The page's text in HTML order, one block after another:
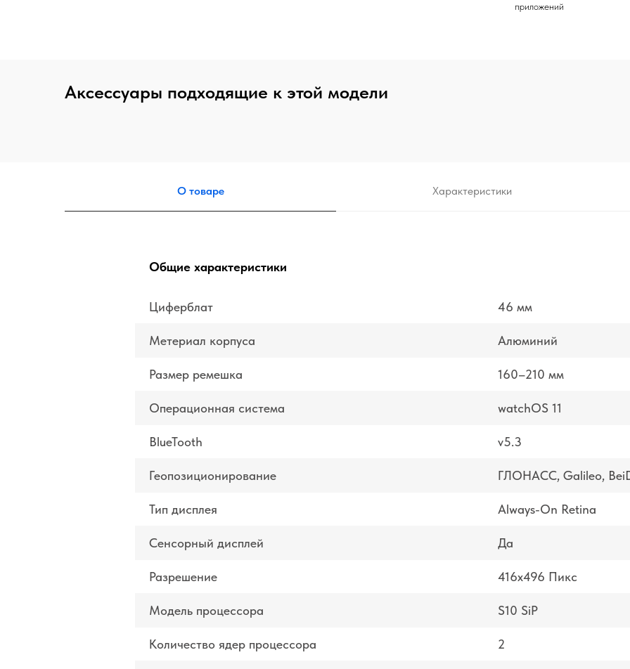
приложений
Аксессуары подходящие к этой модели
О товаре Характеристики
Общие характеристики
Циферблат 46 мм
Метериал корпуса Алюминий
Размер ремешка 160–210 мм
Операционная система watchOS 11
BlueTooth v5.3
Геопозиционирование ГЛОНАСС, Galileo,
Тип дисплея Always-On Retina
Сенсорный дисплей Да
Разрешение 416x496 Пикс
Модель процессора S10 SiP
Количество ядер процессора 2